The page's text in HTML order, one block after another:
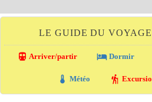
LE GUIDE DU
directions_transit Arriver/partir local_hotel Dormir
thermostat Météo hiking